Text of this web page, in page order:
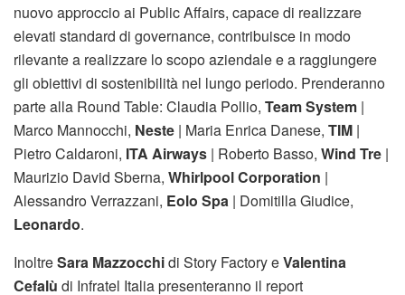
nuovo approccio ai Public Affairs, capace di realizzare
elevati standard di governance, contribuisce in modo
rilevante a realizzare lo scopo aziendale e a raggiungere
gli obiettivi di sostenibilità nel lungo periodo. Prenderanno
parte alla Round Table: Claudia Pollio, Team System |
Marco Mannocchi, Neste | Maria Enrica Danese, TIM |
Pietro Caldaroni, ITA Airways | Roberto Basso, Wind Tre |
Maurizio David Sberna, Whirlpool Corporation |
Alessandro Verrazzani, Eolo Spa | Domitilla Giudice,
Leonardo.
InoltreSara Mazzocchidi Story Factory eValentina
Cefalù di Infratel Italia presenteranno il report